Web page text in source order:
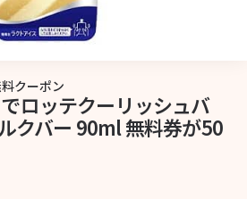
クーポン
ロッテクーリッシュバ
クバー 90ml 無料券が50